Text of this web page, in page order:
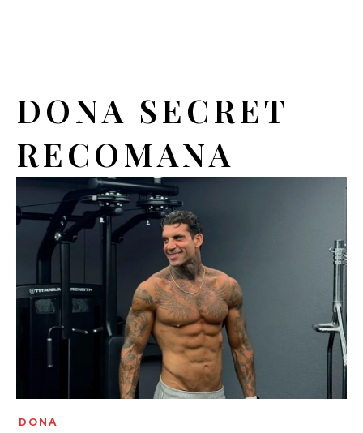
DONA SECRET
RECOMANA
DONA